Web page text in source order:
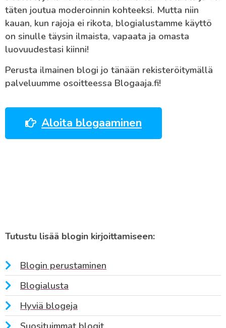
täten joutua moderoinnin kohteeksi. Mutta niin
kauan, kun rajoja ei rikota, blogialustamme käyttö
on sinulle täysin ilmaista, vapaata ja omasta
luovuudestasi kiinni!
Perusta ilmainen blogi jo tänään rekisteröitymällä
palveluumme osoitteessa Blogaaja.fi!
Aloita blogaaminen
Tutustu lisää blogin kirjoittamiseen:
Blogin perustaminen
Blogialusta
Hyviä blogeja